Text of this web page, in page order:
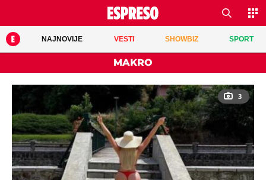
NAJNOVIJE VESTI SHOWBIZ SPORT
MAKRO
3